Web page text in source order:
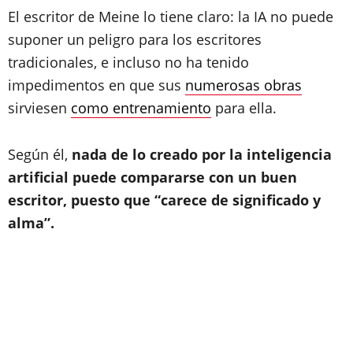
El escritor de Meine lo tiene claro: la IA no puede
suponer un peligro para los escritores
tradicionales, e incluso no ha tenido
impedimentos en que sus numerosas obras
sirviesen como entrenamiento para ella.
Según él, nada de lo creado por la inteligencia
artificial puede compararse con un buen
escritor, puesto que “carece de significado y
alma”.